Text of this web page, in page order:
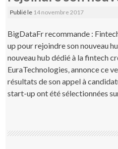
Publié le 14 novembre 2017
BigDataFr recommande :
up pour rejoindre son nouveau
nouveau hub dédié à la fintech
EuraTechnologies, annonce ce
résultats de son appel à
start-up ont été sélectionnées